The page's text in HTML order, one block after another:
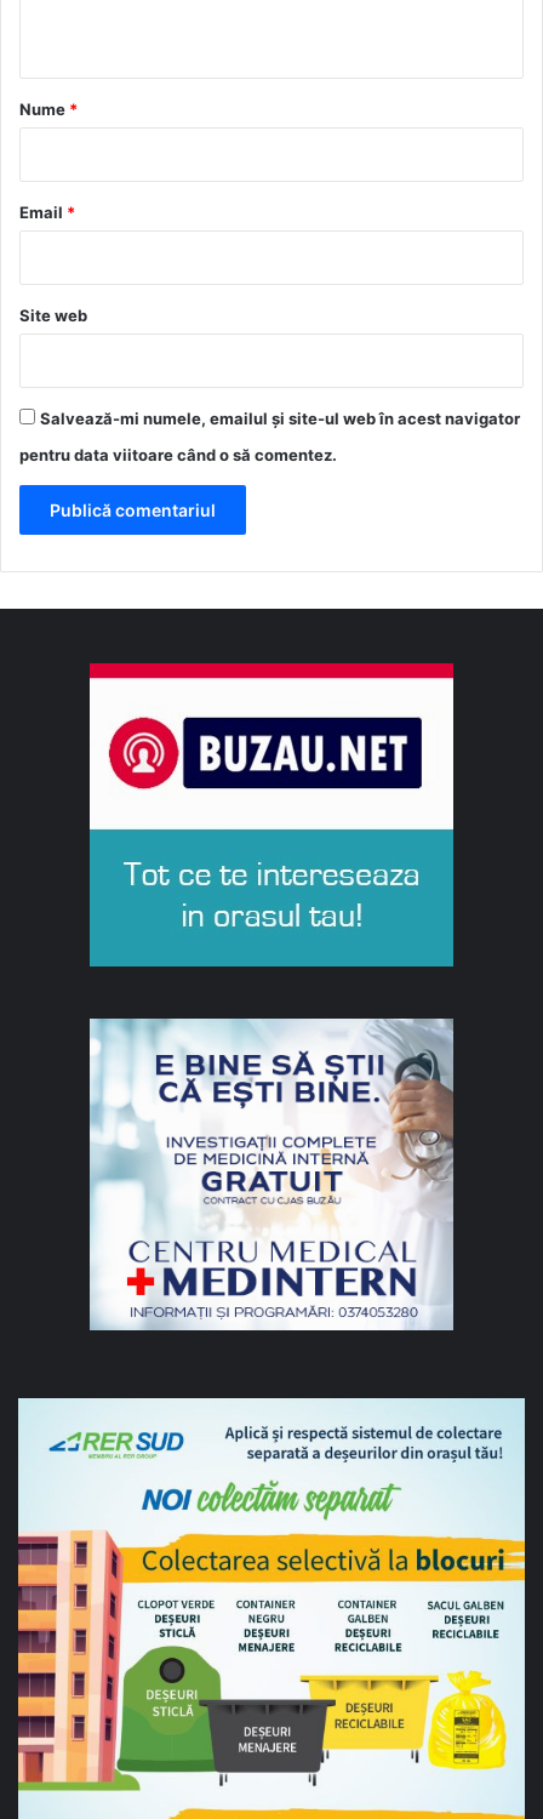
r
*
Nume *
Email *
Site web
Salvează-mi numele, emailul și site-ul web în acest navigator
pentru data viitoare când o să comentez.